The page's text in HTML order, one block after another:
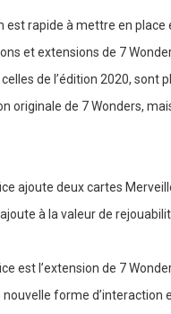
est rapide à mettre en place
et extensions de 7
de l’édition 2020, sont
originale de 7 Wonders,
ajoute deux cartes
à la valeur de
est l’extension de 7
forme d’interaction